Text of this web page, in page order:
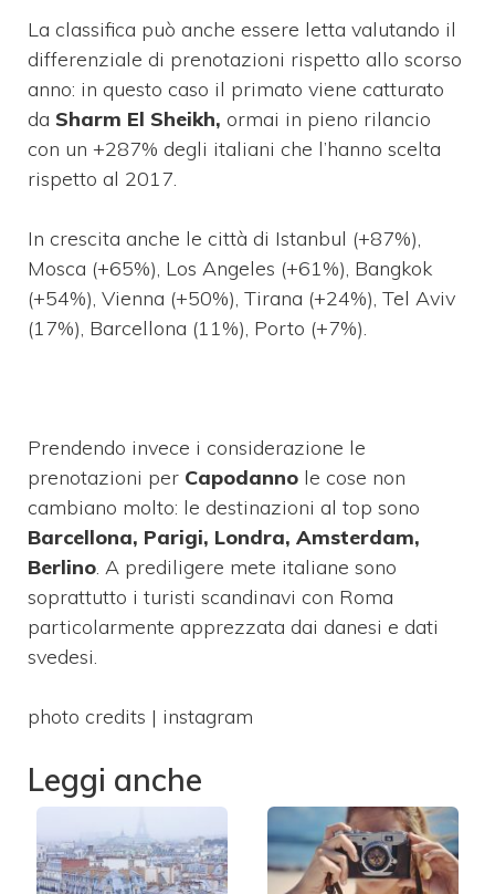
La classifica può anche essere letta valutando il
differenziale di prenotazioni rispetto allo scorso
anno: in questo caso il primato viene catturato
da Sharm El Sheikh, ormai in pieno rilancio
con un +287% degli italiani che l’hanno scelta
rispetto al 2017.
In crescita anche le città di Istanbul (+87%),
Mosca (+65%), Los Angeles (+61%), Bangkok
(+54%), Vienna (+50%), Tirana (+24%), Tel Aviv
(17%), Barcellona (11%), Porto (+7%).
Prendendo invece i considerazione le
prenotazioni per Capodanno le cose non
cambiano molto: le destinazioni al top sono
Barcellona, Parigi, Londra, Amsterdam,
Berlino. A prediligere mete italiane sono
soprattutto i turisti scandinavi con Roma
particolarmente apprezzata dai danesi e dati
svedesi.
photo credits | instagram
Leggi anche